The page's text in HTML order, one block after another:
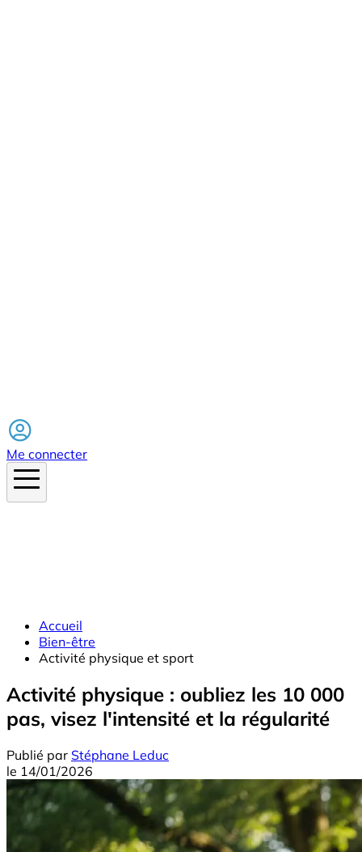
Me connecter
Accueil
Bien-être
Activité physique et sport
Activité physique : oubliez les 10 000
pas, visez l'intensité et la régularité
Publié par Stéphane Leduc
le 14/01/2026